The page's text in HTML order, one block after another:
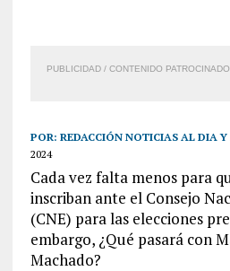
PUBLICIDAD / CONTENIDO PATROCINADO
POR: REDACCIÓN NOTICIAS AL DIA
2024
Cada vez falta menos para
inscriban ante el Consejo
(CNE) para las elecciones
embargo, ¿Qué pasará con
Machado?